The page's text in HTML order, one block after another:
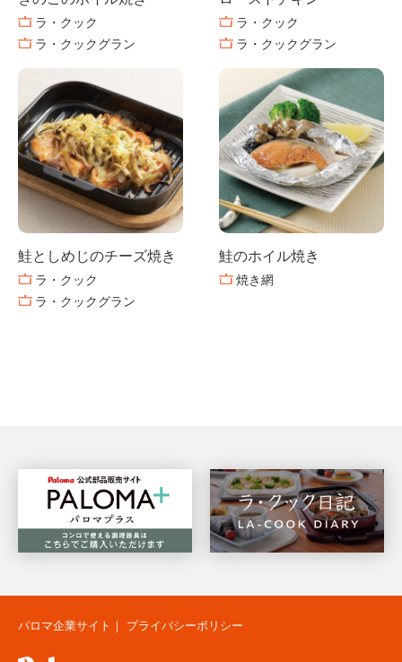
ラ・クック
ラ・クックグラン
ラ・クック
ラ・クックグラン
鮭としめじのチーズ焼き
ラ・クック
ラ・クックグラン
鮭のホイル焼き
焼き網
パロマ企業サイト ｜ プライバシーポリシー